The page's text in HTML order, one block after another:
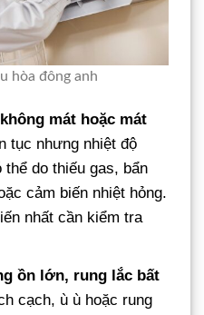
hòa đông anh
mát hoặc mát
tục nhưng nhiệt độ
thể do thiếu gas, bẩn
cảm biến nhiệt hỏng.
nhất cần kiểm tra
ồn lớn, rung lắc bất
cạch, ù ù hoặc rung